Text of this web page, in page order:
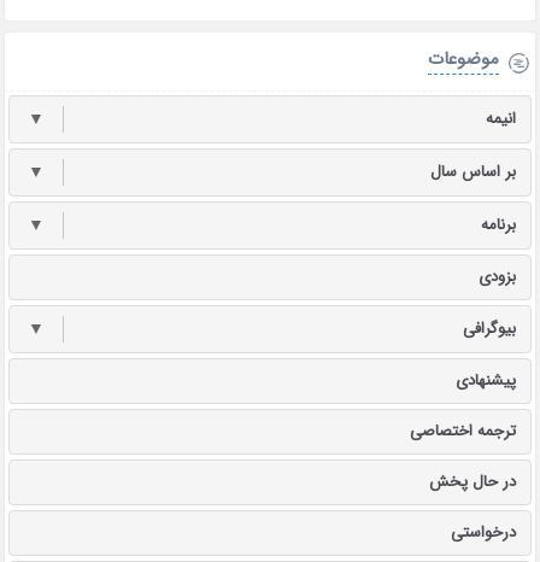
موضوعات
انیمه ▼
بر اساس سال ▼
برنامه ▼
بزودی
بیوگرافی ▼
پیشنهادی
ترجمه اختصاصی
در حال پخش
درخواستی